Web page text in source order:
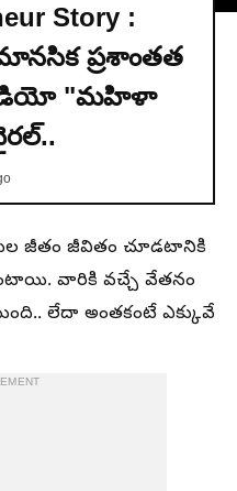
Story :
ప్రశాంతత
మీడియో "మహిళా
జీతం జీవితం చూడటానికి
వారికి వచ్చే వేతనం
లేదా అంతకంటే ఎక్కువే